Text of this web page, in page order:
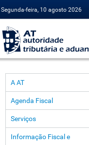
Segunda-feira, 10 agosto 2026
A AT
Agenda Fiscal
Serviços
Informação Fiscal e